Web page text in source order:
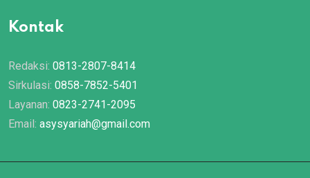
Kontak
Redaksi: 0813-2807-8414
Sirkulasi: 0858-7852-5401
Layanan: 0823-2741-2095
Email: asysyariah@gmail.com